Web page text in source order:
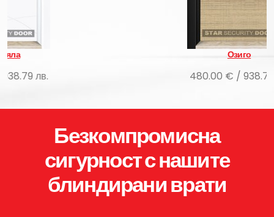
480.00 € / 938.79 лв.
Безкомпромисна
сигурност с нашите
блиндирани врати